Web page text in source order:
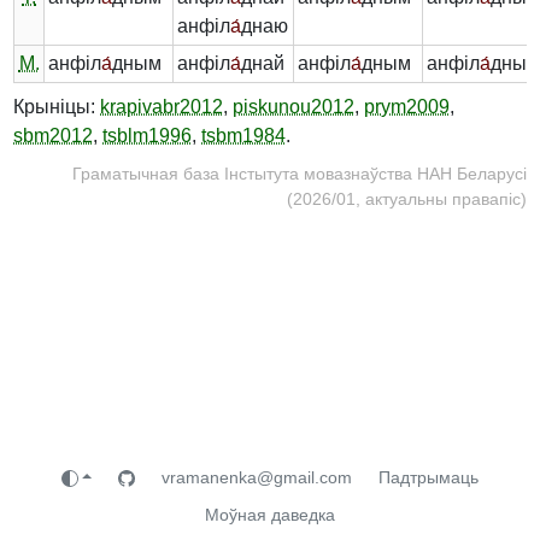
анфіла́днаю
М. анфіла́дным анфіла́днай анфіла́дным анфіла́дных
Крыніцы: krapivabr2012, piskunou2012, prym2009,
sbm2012, tsblm1996, tsbm1984.
Граматычная база Інстытута мовазнаўства НАН Беларусі
(2026/01, актуальны правапіс)
vramanenka@gmail.com
Падтрымаць
Моўная даведка